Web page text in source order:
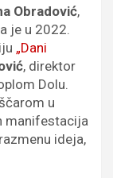
Obradović,
je u 2022.
„Dani
, direktor
Dolu.
u
manifestacija
ideja,